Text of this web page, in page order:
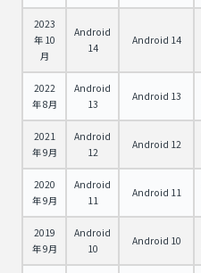
2023
年 10
月
Android
14
Android 14
2022
年 8月
Android
13
Android 13
2021
年 9月
Android
12
Android 12
2020
年 9月
Android
11
Android 11
2019
年 9月
Android
10
Android 10